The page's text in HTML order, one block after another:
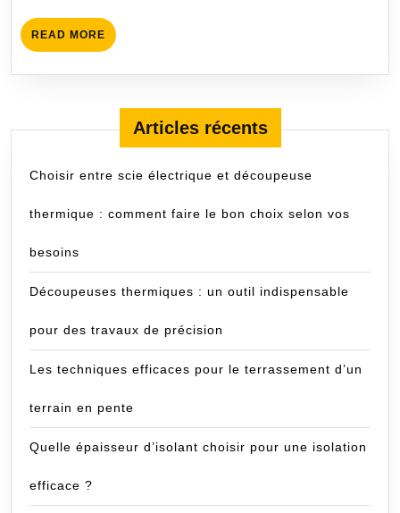
READ MORE READ
MORE
Articles récents
Choisir entre scie électrique et découpeuse
thermique : comment faire le bon choix selon vos
besoins
Découpeuses thermiques : un outil indispensable
pour des travaux de précision
Les techniques efficaces pour le terrassement d’un
terrain en pente
Quelle épaisseur d’isolant choisir pour une isolation
efficace ?